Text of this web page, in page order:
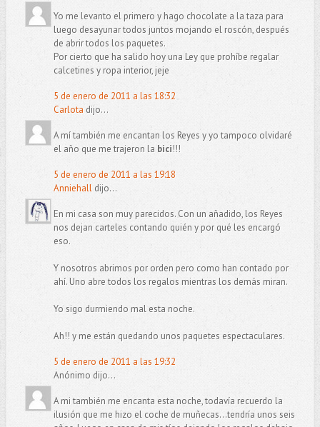
Yo me levanto el primero y hago chocolate a la taza para
luego desayunar todos juntos mojando el roscón, después
de abrir todos los paquetes.
Por cierto que ha salido hoy una Ley que prohíbe regalar
calcetines y ropa interior, jeje
5 de enero de 2011 a las 18:32
Carlota dijo...
A mí también me encantan los Reyes y yo tampoco olvidaré
el año que me trajeron la bici!!!
5 de enero de 2011 a las 19:18
Anniehalldijo...
En mi casa son muy parecidos. Con un añadido, los Reyes
nos dejan carteles contando quién y por qué les encargó
eso.
Y nosotros abrimos por orden pero como han contado por
ahí. Uno abre todos los regalos mientras los demás miran.
Yo sigo durmiendo mal esta noche.
Ah!! y me están quedando unos paquetes espectaculares.
5 de enero de 2011 a las 19:32
Anónimo dijo...
A mi también me encanta esta noche, todavía recuerdo la
ilusión que me hizo el coche de muñecas...tendría unos seis